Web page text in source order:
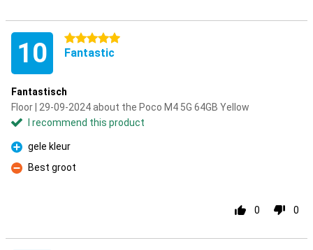
10 5 stars
Fantastic
Fantastisch
Floor | 29-09-2024 about the Poco M4 5G 64GB Yellow
I recommend this product
Pro
gele kleur
Con
Best groot
0 0